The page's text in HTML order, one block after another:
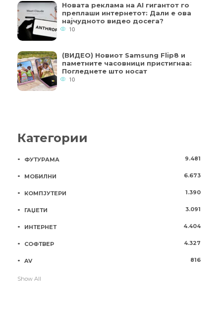
Новата реклама на AI гигантот го
преплаши интернетот: Дали е ова
најчудното видео досега?
10
(ВИДЕО) Новиот Samsung Flip8 и
паметните часовници пристигнаа:
Погледнете што носат
10
Категории
ФУТУРАМА 9.481
МОБИЛНИ 6.673
КОМПЈУТЕРИ 1.390
ГАЏЕТИ 3.091
ИНТЕРНЕТ 4.404
СОФТВЕР 4.327
AV 816
Show All